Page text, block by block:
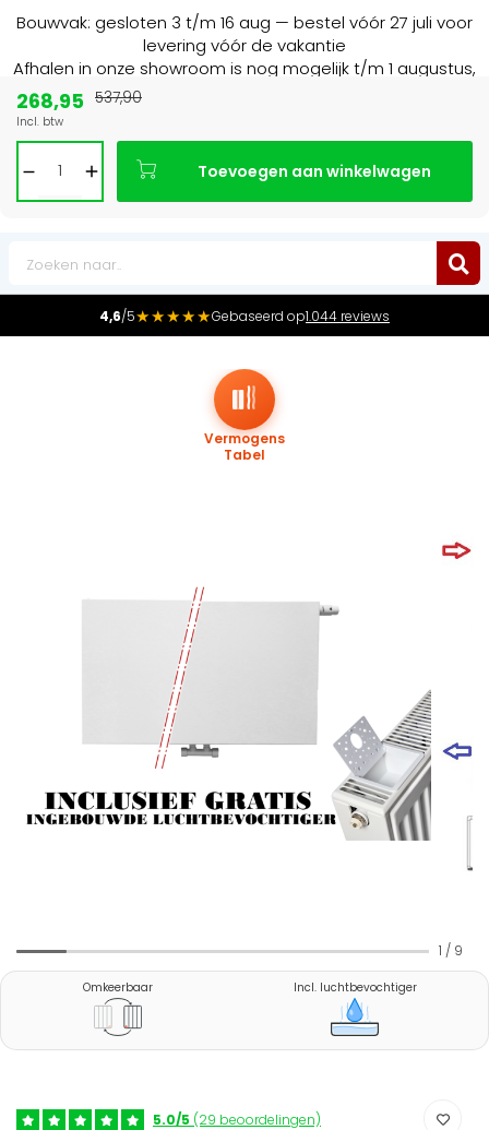
Bouwvak: gesloten 3 t/m 16 aug — bestel vóór 27 juli voor
levering vóór de vakantie
Afhalen in onze showroom is nog mogelijk t/m 1 augustus,
4,6/5★★★★★Gebaseerd op1.044 reviews
Vermogens
Tabel
1 / 9
Omkeerbaar Incl. luchtbevochtiger
5.0/5 (29 beoordelingen)
268,95
Incl. btw
537,90
Toevoegen aan winkelwagen